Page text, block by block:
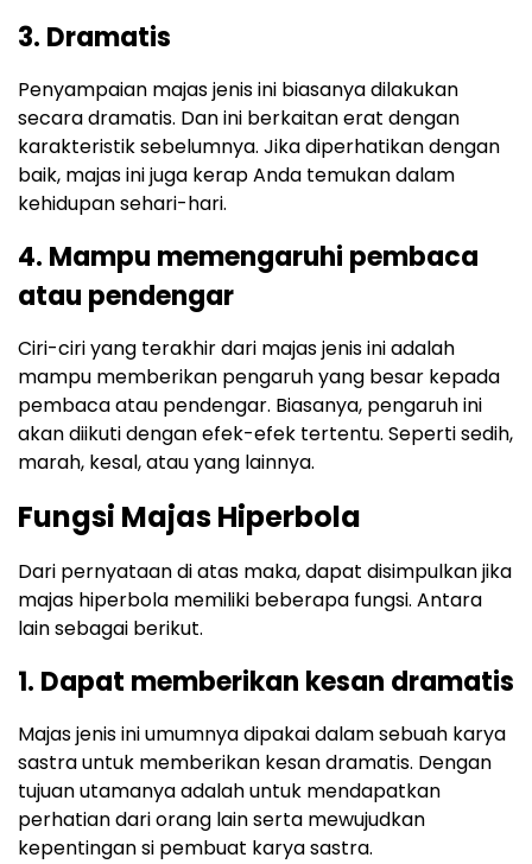
3. Dramatis
Penyampaian majas jenis ini biasanya dilakukan
secara dramatis. Dan ini berkaitan erat dengan
karakteristik sebelumnya. Jika diperhatikan dengan
baik, majas ini juga kerap Anda temukan dalam
kehidupan sehari-hari.
4. Mampu memengaruhi pembaca
atau pendengar
Ciri-ciri yang terakhir dari majas jenis ini adalah
mampu memberikan pengaruh yang besar kepada
pembaca atau pendengar. Biasanya, pengaruh ini
akan diikuti dengan efek-efek tertentu. Seperti sedih,
marah, kesal, atau yang lainnya.
Fungsi Majas Hiperbola
Dari pernyataan di atas maka, dapat disimpulkan jika
majas hiperbola memiliki beberapa fungsi. Antara
lain sebagai berikut.
1. Dapat memberikan kesan dramatis
Majas jenis ini umumnya dipakai dalam sebuah karya
sastra untuk memberikan kesan dramatis. Dengan
tujuan utamanya adalah untuk mendapatkan
perhatian dari orang lain serta mewujudkan
kepentingan si pembuat karya sastra.